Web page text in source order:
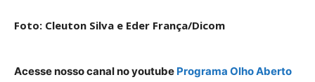
Foto: Cleuton Silva e Eder França/Dicom
Acesse nosso canal no youtube Programa Olho Aberto